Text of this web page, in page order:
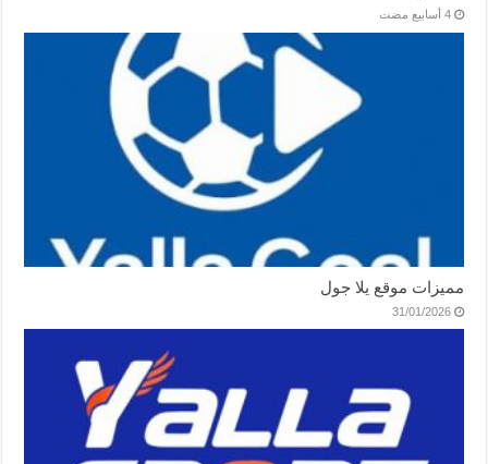
‏4 أسابيع مضت
مميزات موقع يلا جول
31/01/2026